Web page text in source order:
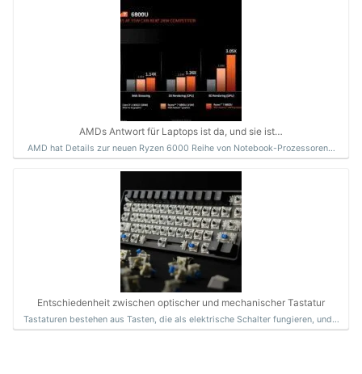
AMDs Antwort für Laptops ist da, und sie ist…
AMD hat Details zur neuen Ryzen 6000 Reihe von Notebook-Prozessoren…
Entschiedenheit zwischen optischer und mechanischer Tastatur
Tastaturen bestehen aus Tasten, die als elektrische Schalter fungieren, und…